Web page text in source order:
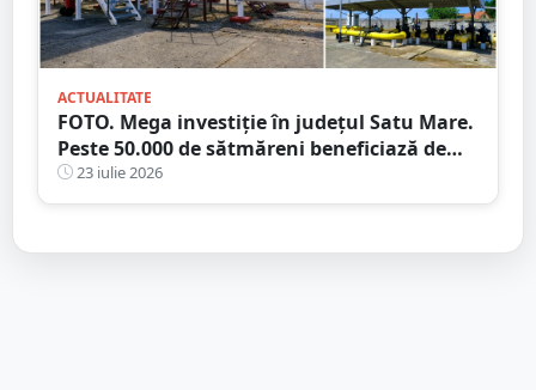
ACTUALITATE
FOTO. Mega investiție în județul Satu Mare.
Peste 50.000 de sătmăreni beneficiază de
rețeaua de 39 de km!
23 iulie 2026